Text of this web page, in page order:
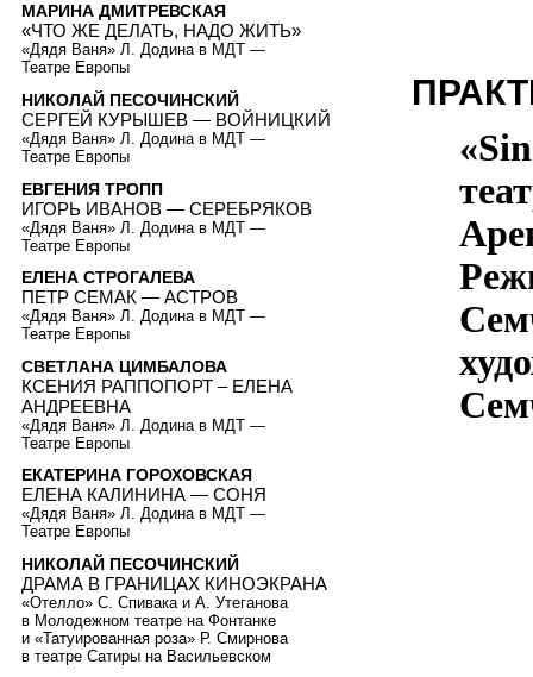
МАРИНА ДМИТРЕВСКАЯ
«ЧТО ЖЕ ДЕЛАТЬ, НАДО ЖИТЬ»
«Дядя Ваня» Л. Додина в МДТ —
Театре Европы
НИКОЛАЙ ПЕСОЧИНСКИЙ
СЕРГЕЙ КУРЫШЕВ — ВОЙНИЦКИЙ
«Дядя Ваня» Л. Додина в МДТ —
Театре Европы
ЕВГЕНИЯ ТРОПП
ИГОРЬ ИВАНОВ — СЕРЕБРЯКОВ
«Дядя Ваня» Л. Додина в МДТ —
Театре Европы
ЕЛЕНА СТРОГАЛЕВА
ПЕТР СЕМАК — АСТРОВ
«Дядя Ваня» Л. Додина в МДТ —
Театре Европы
СВЕТЛАНА ЦИМБАЛОВА
КСЕНИЯ РАППОПОРТ – ЕЛЕНА
АНДРЕЕВНА
«Дядя Ваня» Л. Додина в МДТ —
Театре Европы
ЕКАТЕРИНА ГОРОХОВСКАЯ
ЕЛЕНА КАЛИНИНА — СОНЯ
«Дядя Ваня» Л. Додина в МДТ —
Театре Европы
НИКОЛАЙ ПЕСОЧИНСКИЙ
ДРАМА В ГРАНИЦАХ КИНОЭКРАНА
«Отелло» С. Спивака и А. Утеганова
в Молодежном театре на Фонтанке
и «Татуированная роза» Р. Смирнова
в театре Сатиры на Васильевском